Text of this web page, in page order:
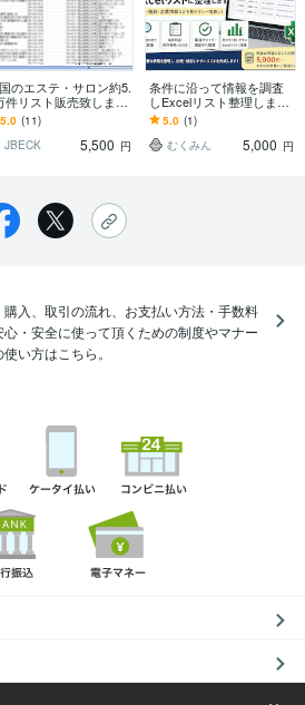
のエステ・サロン約5.
件リスト販売致します
アポ・DM・訪問営業
適なアタックリスト
規顧客開拓
5.0 (11)
JBECK
5,500 円
条件に沿って情報を調査
しExcelリスト整理します
店舗・施設・企業情報な
どを条件に合わせて見や
すい一覧表に
5.0 (1)
むくみん
5,000 円
入、取引の流れ、お支払い方法・手数料
・安全に使って頂くための制度やマナー
い方はこちら。